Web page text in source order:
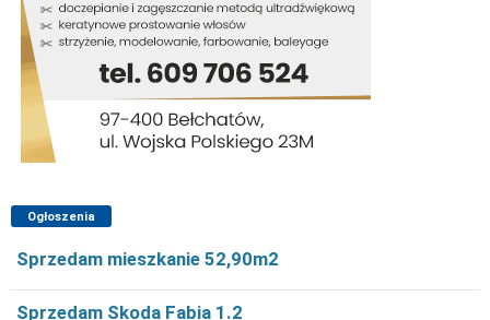
Ogłoszenia
Sprzedam mieszkanie 52,90m2
Sprzedam Skoda Fabia 1.2